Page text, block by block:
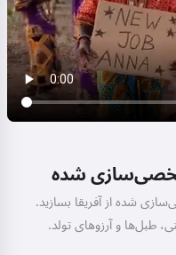
شده
شده از آفریقا بسازید.
طبل‌ها و آرزوهای تولد.